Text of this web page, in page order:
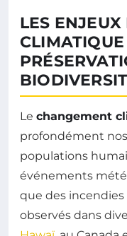
LES
Le changement
profondément
populations
événements
que des
observés dans